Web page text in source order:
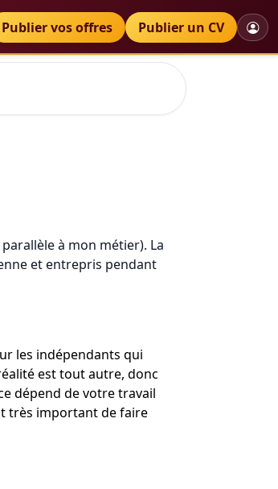
Petites annonces
Publier vos offres Publier un CV
à mon métier). La
et entrepris pendant
les indépendants qui
est tout autre, donc
dépend de votre travail
très important de faire